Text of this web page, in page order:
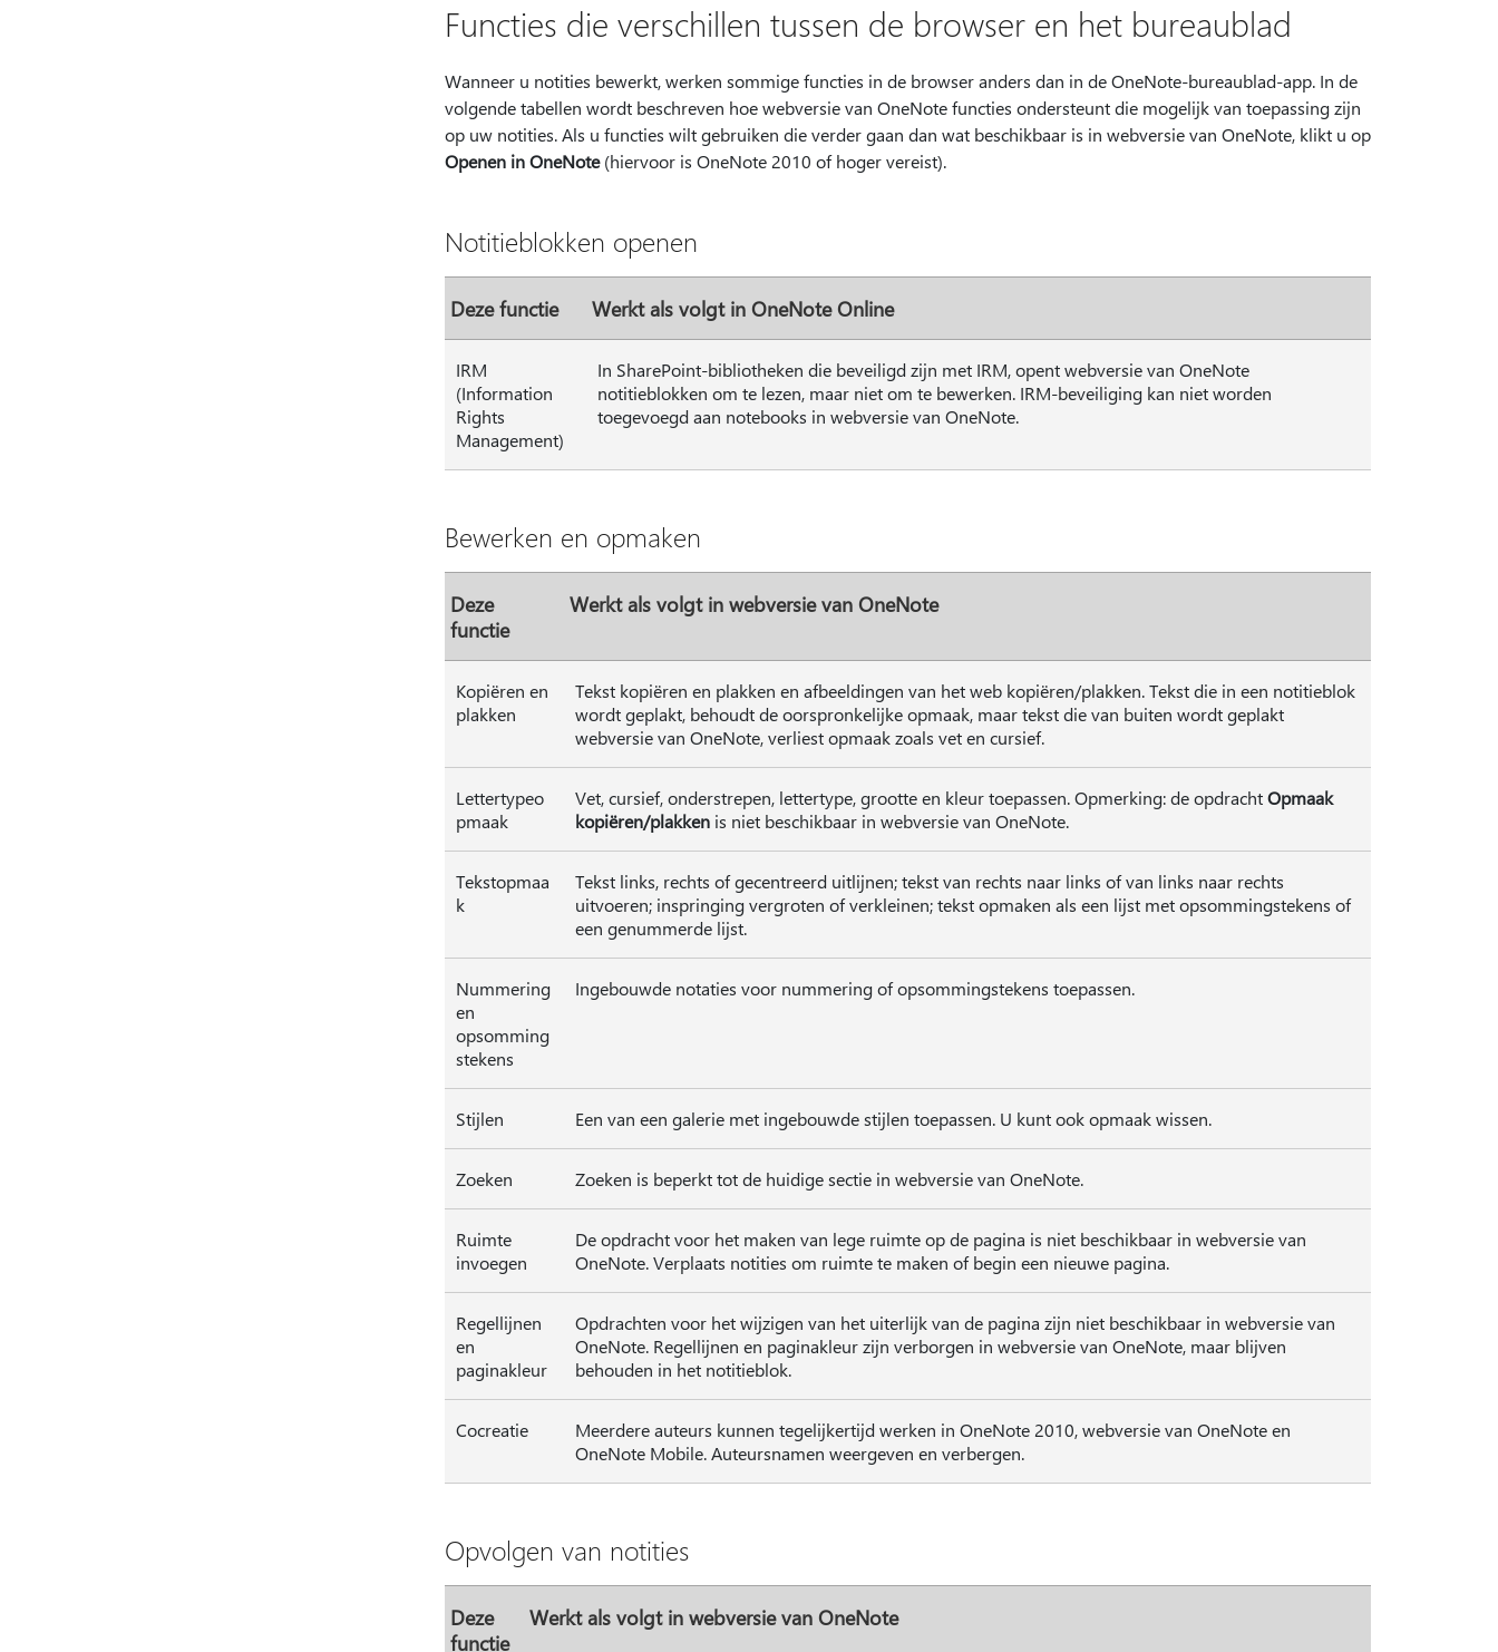
Functies die verschillen tussen de browser en het bureaublad
Wanneer u notities bewerkt, werken sommige functies in de browser anders dan in de OneNote-bureaublad-app. In de
volgende tabellen wordt beschreven hoe webversie van OneNote functies ondersteunt die mogelijk van toepassing zijn
op uw notities. Als u functies wilt gebruiken die verder gaan dan wat beschikbaar is in webversie van OneNote, klikt u op
Openen in OneNote(hiervoor is OneNote 2010 of hoger vereist).
Notitieblokken openen
Deze functie Werkt als volgt in OneNote Online
IRM
(Information
Rights
Management)
In SharePoint-bibliotheken die beveiligd zijn met IRM, opent webversie van OneNote
notitieblokken om te lezen, maar niet om te bewerken. IRM-beveiliging kan niet worden
toegevoegd aan notebooks in webversie van OneNote.
Bewerken en opmaken
Deze
functie
Werkt als volgt in webversie van OneNote
Kopiëren en
plakken
Tekst kopiëren en plakken en afbeeldingen van het web kopiëren/plakken. Tekst die in een notitieblok
wordt geplakt, behoudt de oorspronkelijke opmaak, maar tekst die van buiten wordt geplakt
webversie van OneNote, verliest opmaak zoals vet en cursief.
Lettertypeo
pmaak
Vet, cursief, onderstrepen, lettertype, grootte en kleur toepassen. Opmerking: de opdrachtOpmaak
kopiëren/plakken is niet beschikbaar in webversie van OneNote.
Tekstopmaa
k
Tekst links, rechts of gecentreerd uitlijnen; tekst van rechts naar links of van links naar rechts
uitvoeren; inspringing vergroten of verkleinen; tekst opmaken als een lijst met opsommingstekens of
een genummerde lijst.
Nummering
en
opsomming
stekens
Ingebouwde notaties voor nummering of opsommingstekens toepassen.
Stijlen Een van een galerie met ingebouwde stijlen toepassen. U kunt ook opmaak wissen.
Zoeken Zoeken is beperkt tot de huidige sectie in webversie van OneNote.
Ruimte
invoegen
De opdracht voor het maken van lege ruimte op de pagina is niet beschikbaar in webversie van
OneNote. Verplaats notities om ruimte te maken of begin een nieuwe pagina.
Regellijnen
en
paginakleur
Opdrachten voor het wijzigen van het uiterlijk van de pagina zijn niet beschikbaar in webversie van
OneNote. Regellijnen en paginakleur zijn verborgen in webversie van OneNote, maar blijven
behouden in het notitieblok.
Cocreatie
Meerdere auteurs kunnen tegelijkertijd werken in OneNote 2010, webversie van OneNote en
OneNote Mobile. Auteursnamen weergeven en verbergen.
Opvolgen van notities
Deze
functie
Werkt als volgt in webversie van OneNote